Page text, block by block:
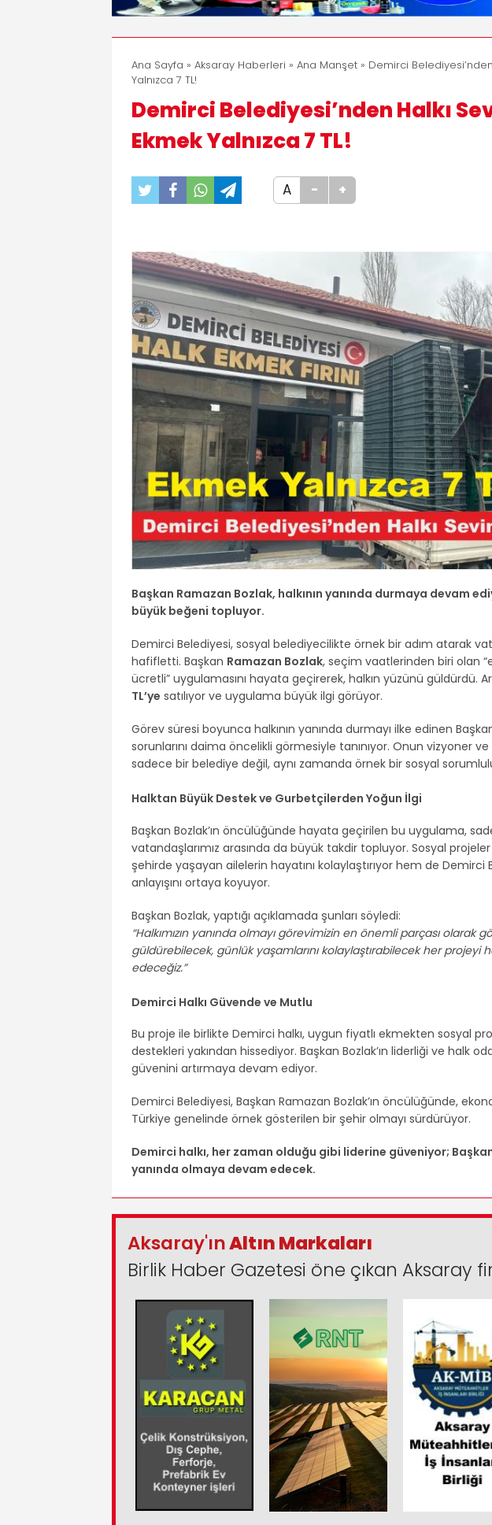
Ana Sayfa » Aksaray Haberleri » Ana Manşet » Demirci
Yalnızca 7 TL!
Demirci Belediyesi’nden Halkı
Ekmek Yalnızca 7 TL!
A - +
Başkan Ramazan Bozlak, halkının yanında durmaya devam
büyük beğeni topluyor.
Demirci Belediyesi, sosyal belediyecilikte örnek bir adım atarak
hafifletti. Başkan Ramazan Bozlak, seçim vaatlerinden biri olan
ücretli” uygulamasını hayata geçirerek, halkın yüzünü güldürdü.
TL’ye satılıyor ve uygulama büyük ilgi görüyor.
Görev süresi boyunca halkının yanında durmayı ilke edinen
sorunlarını daima öncelikli görmesiyle tanınıyor. Onun vizyoner ve
sadece bir belediye değil, aynı zamanda örnek bir sosyal
Halktan Büyük Destek ve Gurbetçilerden Yoğun İlgi
Başkan Bozlak’ın öncülüğünde hayata geçirilen bu uygulama,
vatandaşlarımız arasında da büyük takdir topluyor. Sosyal
şehirde yaşayan ailelerin hayatını kolaylaştırıyor hem de Demirci
anlayışını ortaya koyuyor.
Başkan Bozlak, yaptığı açıklamada şunları söyledi:
“Halkımızın yanında olmayı görevimizin en önemli parçası olarak
güldürebilecek, günlük yaşamlarını kolaylaştırabilecek her
edeceğiz.”
Demirci Halkı Güvende ve Mutlu
Bu proje ile birlikte Demirci halkı, uygun fiyatlı ekmekten sosyal
destekleri yakından hissediyor. Başkan Bozlak’ın liderliği ve halk
güvenini artırmaya devam ediyor.
Demirci Belediyesi, Başkan Ramazan Bozlak’ın öncülüğünde,
Türkiye genelinde örnek gösterilen bir şehir olmayı sürdürüyor.
Demirci halkı, her zaman olduğu gibi liderine güveniyor;
yanında olmaya devam edecek.
Aksaray'ınAltın Markaları
Birlik Haber Gazetesi öne çıkan Aksaray